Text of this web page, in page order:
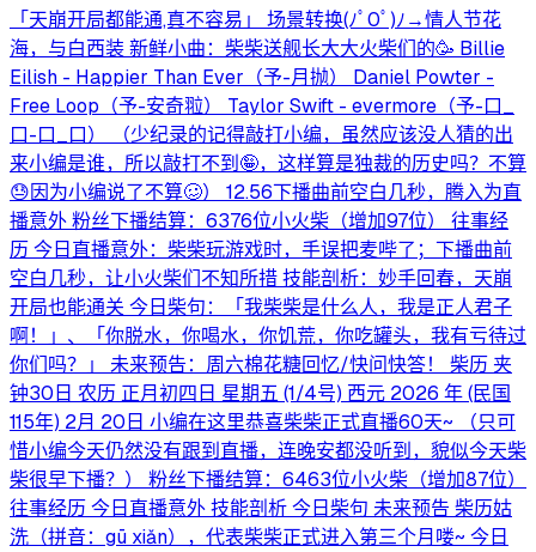
「天崩开局都能通,真不容易」 场景转换(⁠ﾉﾟ⁠0ﾟ⁠)⁠ﾉ⁠→情人节花
海，与白西装 新鲜小曲：柴柴送舰长大大火柴们的🥳 Billie
Eilish - Happier Than Ever（予-月抛） Daniel Powter -
Free Loop（予-安奇翋） Taylor Swift - evermore（予-口_
口-口_口） （少纪录的记得敲打小编，虽然应该没人猜的出
来小编是谁，所以敲打不到🤪，这样算是独裁的历史吗？不算
😓因为小编说了不算🥴） 12.56下播曲前空白几秒，腾入为直
播意外 粉丝下播结算：6376位小火柴（增加97位） 往事经
历 今日直播意外：柴柴玩游戏时，手误把麦哔了；下播曲前
空白几秒，让小火柴们不知所措 技能剖析：妙手回春，天崩
开局也能通关 今日柴句：「我柴柴是什么人，我是正人君子
啊！」、「你脱水，你喝水，你饥荒，你吃罐头，我有亏待过
你们吗？」 未来预告：周六棉花糖回忆/快问快答！ 柴历 夹
钟30日 农历 正月初四日 星期五 (1/4号) 西元 2026 年 (民国
115年) 2月 20日 小编在这里恭喜柴柴正式直播60天~ （只可
惜小编今天仍然没有跟到直播，连晚安都没听到，貌似今天柴
柴很早下播？） 粉丝下播结算：6463位小火柴（增加87位）
往事经历 今日直播意外 技能剖析 今日柴句 未来预告 柴历姑
洗（拼音：gū xiǎn），代表柴柴正式进入第三个月喽~ 今日